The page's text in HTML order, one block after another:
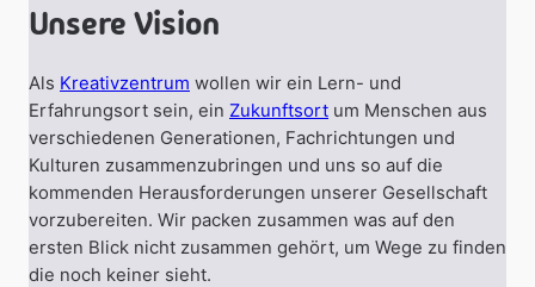
Unsere Vision
Als Kreativzentrum wollen wir ein Lern- und
Erfahrungsort sein, ein Zukunftsort um Menschen aus
verschiedenen Generationen, Fachrichtungen und
Kulturen zusammenzubringen und uns so auf die
kommenden Herausforderungen unserer Gesellschaft
vorzubereiten. Wir packen zusammen was auf den
ersten Blick nicht zusammen gehört, um Wege zu finden
die noch keiner sieht.